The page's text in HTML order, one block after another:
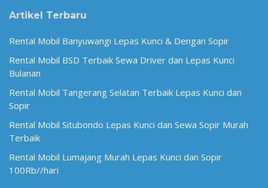
Artikel Terbaru
Rental Mobil Banyuwangi Lepas Kunci & Dengan Sopir
Rental Mobil BSD Terbaik Sewa Driver dan Lepas Kunci
Bulanan
Rental Mobil Tangerang Selatan Terbaik Lepas Kunci dan
Sopir
Rental Mobil Situbondo Lepas Kunci dan Sewa Sopir Murah
Terbaik
Rental Mobil Lumajang Murah Lepas Kunci dan Sopir
100Rb//hari